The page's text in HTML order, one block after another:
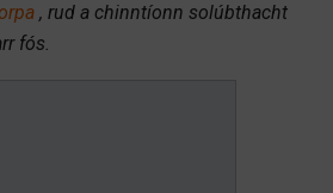
, rud a chinntíonn solúbthacht
fós.